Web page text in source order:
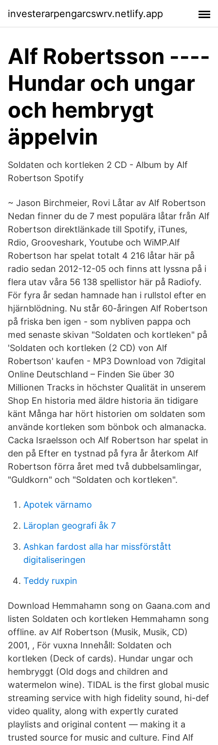
investerarpengarcswrv.netlify.app
Alf Robertsson ----
Hundar och ungar
och hembrygt
äppelvin
Soldaten och kortleken 2 CD - Album by Alf
Robertson Spotify
~ Jason Birchmeier, Rovi Låtar av Alf Robertson
Nedan finner du de 7 mest populära låtar från Alf
Robertson direktlänkade till Spotify, iTunes,
Rdio, Grooveshark, Youtube och WiMP.Alf
Robertson har spelat totalt 4 216 låtar här på
radio sedan 2012-12-05 och finns att lyssna på i
flera utav våra 56 138 spellistor här på Radiofy.
För fyra år sedan hamnade han i rullstol efter en
hjärnblödning. Nu står 60-åringen Alf Robertson
på friska ben igen - som nybliven pappa och
med senaste skivan "Soldaten och kortleken" på
'Soldaten och kortleken (2 CD) von Alf
Robertson' kaufen - MP3 Download von 7digital
Online Deutschland – Finden Sie über 30
Millionen Tracks in höchster Qualität in unserem
Shop En historia med äldre historia än tidigare
känt Många har hört historien om soldaten som
använde kortleken som bönbok och almanacka.
Cacka Israelsson och Alf Robertson har spelat in
den på Efter en tystnad på fyra år återkom Alf
Robertson förra året med två dubbelsamlingar,
"Guldkorn" och "Soldaten och kortleken".
Apotek värnamo
Läroplan geografi åk 7
Ashkan fardost alla har missförstått
digitaliseringen
Teddy ruxpin
Download Hemmahamn song on Gaana.com and
listen Soldaten och kortleken Hemmahamn song
offline. av Alf Robertson (Musik, Musik, CD)
2001, , För vuxna Innehåll: Soldaten och
kortleken (Deck of cards). Hundar ungar och
hembryggt (Old dogs and children and
watermelon wine). TIDAL is the first global music
streaming service with high fidelity sound, hi-def
video quality, along with expertly curated
playlists and original content — making it a
trusted source for music and culture. Find Alf